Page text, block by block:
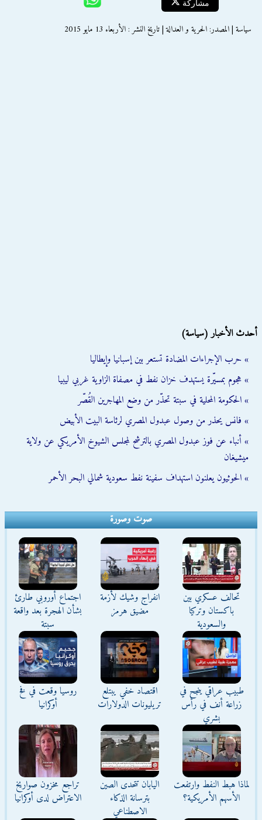
مشاركة
سياسة | المصدر: الحرية و العدالة | تاريخ النشر : الأربعاء 13 مايو 2015
أحدث الأخبار (سياسة)
» حرب الإجراءات المضادة تستعر بين إسبانيا وإيطاليا
» هجوم بمسيّرة يستهدف خزان نفط في مصفاة الزاوية غربي ليبيا
» الحكومة المحلية في سبتة تحذّر من وضع المهاجرين القُصّر
» فانس يحذر من وصول عبدول المصري لرئاسة البيت الأبيض
» أنباء عن فوز عبدول المصري بالترشح لمجلس الشيوخ الأمريكي عن ولاية
ميشيغان
» الحوثيون يعلنون استهداف سفينة نفط سعودية شمالي البحر الأحمر
صوت وصورة
تحالف عسكري بين
باكستان وتركيا
والسعودية
انفراج وشيك لأزمة
مضيق هرمز
اجتماع أوروبي طارئ
بشأن الهجرة بعد واقعة
سبتة
طبيب عراقي ينجح في
زراعة أنف في رأس
بشري
اقتصاد خفي يبتلع
تريليونات الدولارات
روسيا وقعت في فخ
أوكرانيا
لماذا هبط النفط وارتفعت
الأسهم الأمريكية؟
اليابان تتحدى الصين
بترسانة الذكاء
الاصطناعي
تراجع مخزون صواريخ
الاعتراض لدى أوكرانيا